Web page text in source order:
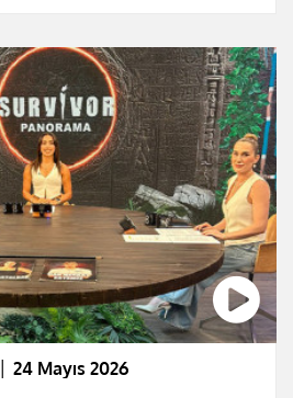
24 Mayıs 2026